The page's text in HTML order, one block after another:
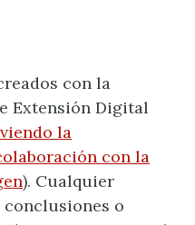
con la
Extensión Digital
la
con la
). Cualquier
o